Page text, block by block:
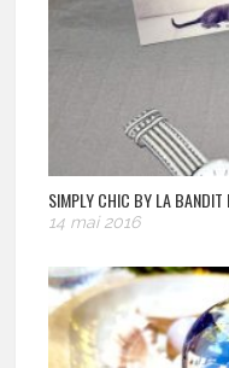
SIMPLY CHIC BY LA BANDIT
14 mai 2016